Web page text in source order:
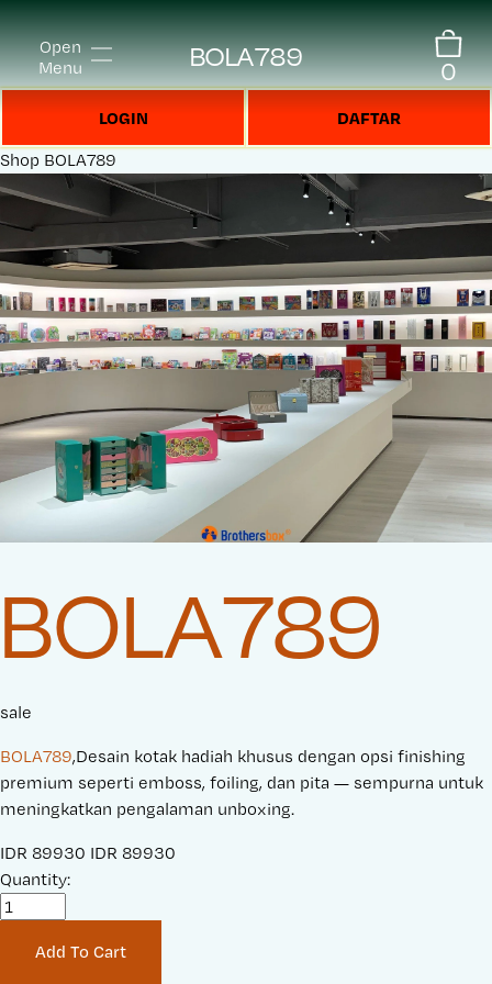
Open
Menu
BOLA789 0
LOGIN DAFTAR
Shop BOLA789
BOLA789
sale
BOLA789,Desain kotak hadiah khusus dengan opsi finishing
premium seperti emboss, foiling, dan pita — sempurna untuk
meningkatkan pengalaman unboxing.
S
a
IDR 89930 O
i
IDR 89930
Quantity:
Add To Cart